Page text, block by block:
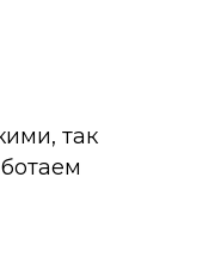
так